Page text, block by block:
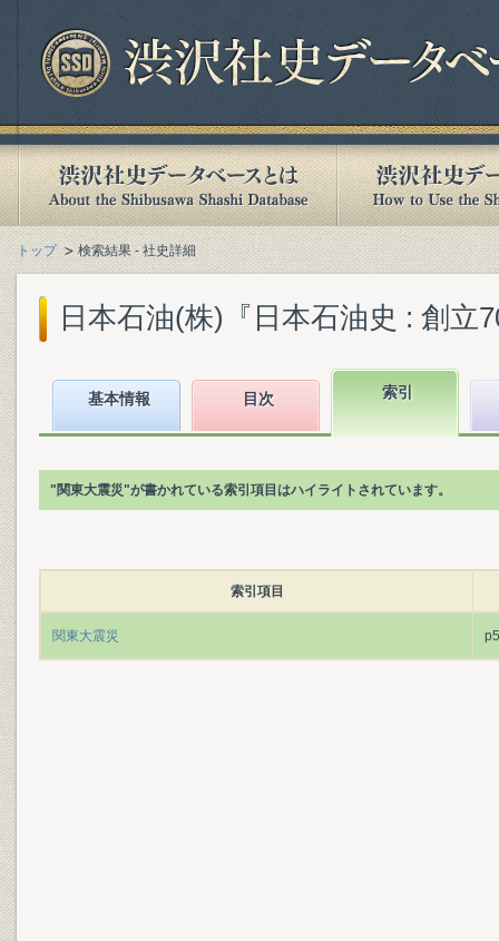
トップ 検索結果 - 社史詳細
日本石油(株)『日本石油史 : 創立
基本情報 目次 索引
"関東大震災"が書かれている索引項目はハイライトされています。
索引項目
関東大震災